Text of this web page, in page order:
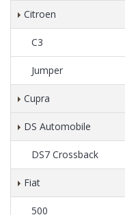
Citroen
C3
Jumper
Cupra
DS Automobile
DS7 Crossback
Fiat
500